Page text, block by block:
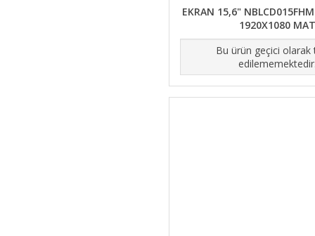
EKRAN 15,6"
1920X1080
Bu ürün geçici olarak